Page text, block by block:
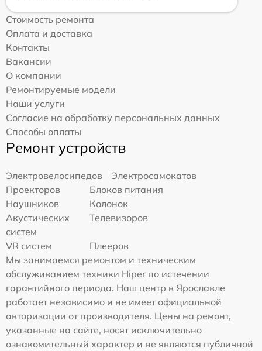
Стоимость ремонта
Оплата и доставка
Контакты
Вакансии
О компании
Ремонтируемые модели
Наши услуги
Согласие на обработку персональных данных
Способы оплаты
Ремонт устройств
Электровелосипедов
Электросамокатов
Проекторов
Блоков питания
Наушников
Колонок
Акустических
систем
Телевизоров
VR систем
Плееров
Мы занимаемся ремонтом и техническим
обслуживанием техники Hiper по истечении
гарантийного периода. Наш центр в Ярославле
работает независимо и не имеет официальной
авторизации от производителя. Цены на ремонт,
указанные на сайте, носят исключительно
ознакомительный характер и не являются публичной